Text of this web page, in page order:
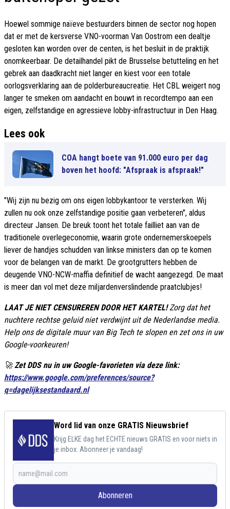
Hoewel sommige naïeve bestuurders binnen de sector nog hopen
dat er met de kersverse VNO-voorman Van Oostrom een dealtje
gesloten kan worden over de centen, is het besluit in de praktijk
onomkeerbaar. De detailhandel pikt de Brusselse betutteling en het
gebrek aan daadkracht niet langer en kiest voor een totale
oorlogsverklaring aan de polderbureaucreatie. Het CBL weigert nog
langer te smeken om aandacht en bouwt in recordtempo aan een
eigen, zelfstandige en agressieve lobby-infrastructuur in Den Haag.
Lees ook
COA hangt boete van 91.000 euro per dag
boven het hoofd: "Afspraak is afspraak!"
"Wij zijn nu bezig om ons eigen lobbykantoor te versterken. Wij
zullen nu ook onze zelfstandige positie gaan verbeteren", aldus
directeur Jansen. De breuk toont het totale failliet aan van de
traditionele overlegeconomie, waarin grote ondernemerskoepels
liever de handjes schudden van linkse ministers dan op te komen
voor de belangen van de markt. De grootgrutters hebben de
deugende VNO-NCW-maffia definitief de wacht aangezegd. De maat
is meer dan vol met deze miljardenverslindende praatclubjes!
LAAT JE NIET CENSUREREN DOOR HET KARTEL!Zorg dat het
nuchtere rechtse geluid niet verdwijnt uit de Nederlandse media.
Help ons de digitale muur van Big Tech te slopen en zet ons in uw
Google-voorkeuren!
🚀 Zet DDS nu in uw Google-favorieten via deze link:
https://www.google.com/preferences/source?
q=dagelijksestandaard.nl
Word lid van onze GRATIS Nieuwsbrief
Krijg ELKE dag het ECHTE nieuws GRATIS en voor niets in
je inbox. Abonneer je vandaag!
Abonneren